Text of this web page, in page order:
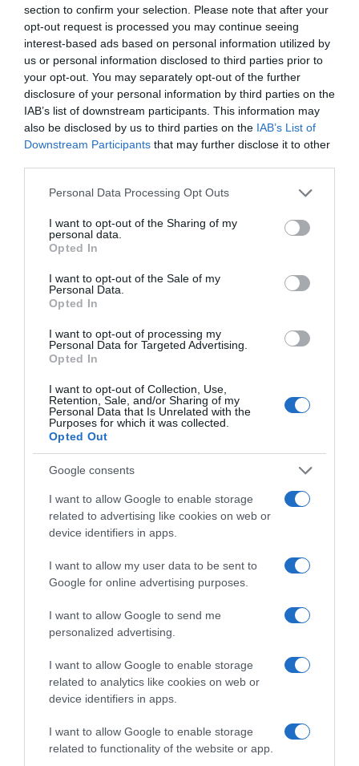
section to confirm your selection. Please note that after your
opt-out request is processed you may continue seeing
interest-based ads based on personal information utilized by
us or personal information disclosed to third parties prior to
your opt-out. You may separately opt-out of the further
disclosure of your personal information by third parties on the
IAB’s list of downstream participants. This information may
also be disclosed by us to third parties on the IAB’s List of
Downstream Participants that may further disclose it to other
Please note that this website/app uses one or more Google
not limited to your visit or usage behaviour. You may click to
grant or deny consent to Google and its third-party tags to
use your data for below specified purposes in below Google
consent section.
Personal Data Processing Opt Outs
I want to opt-out of the Sharing of my
personal data.
Opted In
I want to opt-out of the Sale of my
Personal Data.
Opted In
I want to opt-out of processing my
Personal Data for Targeted Advertising.
Opted In
I want to opt-out of Collection, Use,
Retention, Sale, and/or Sharing of my
Personal Data that Is Unrelated with the
Purposes for which it was collected.
Opted Out
Google consents
I want to allow Google to enable storage
related to advertising like cookies on web or
device identifiers in apps.
I want to allow my user data to be sent to
Google for online advertising purposes.
I want to allow Google to send me
personalized advertising.
I want to allow Google to enable storage
related to analytics like cookies on web or
device identifiers in apps.
I want to allow Google to enable storage
related to functionality of the website or app.
Címkék: utazás,álom,Jolly,valóra válás,Kolumbia
Korábbi bejegyzések Következő bejegyzés
HASONLÓ BEJEGYZÉSEK
3 ok, amiért egy idősebb nő fiatalabb férfit választ
2026-08-06.
Ahány ház, annyi hűsítő